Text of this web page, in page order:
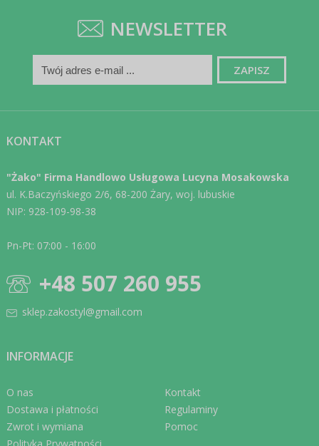
NEWSLETTER
KONTAKT
"Żako" Firma Handlowo Usługowa Lucyna Mosakowska
ul. K.Baczyńskiego 2/6, 68-200 Żary, woj. lubuskie
NIP: 928-109-98-38
Pn-Pt: 07:00 - 16:00
+48 507 260 955
sklep.zakostyl@gmail.com
INFORMACJE
O nas
Dostawa i płatności
Zwrot i wymiana
Kontakt
Regulaminy
Pomoc